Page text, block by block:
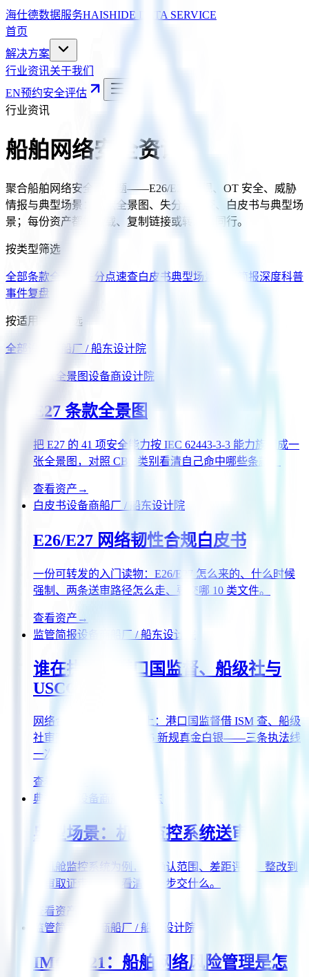
海仕德数据服务HAISHIDE DATA SERVICE
首页
解决方案
行业资讯关于我们
EN预约安全评估
行业资讯
船舶网络安全资讯
聚合船舶网络安全全话题——E26/E27 合规、OT 安全、威胁
情报与典型场景：条款全景图、失分点速查、白皮书与典型场
景；每份资产都能下载、复制链接或转发给同行。
按类型筛选
全部条款全景图 失分点速查白皮书典型场景 监管简报深度科普
事件复盘
按适用对象筛选
全部 船厂 / 船东设计院
条款全景图设备商设计院
E27 条款全景图
把 E27 的 41 项安全能力按 IEC 62443-3-3 能力族铺成一
张全景图，对照 CBS 类别看清自己命中哪些条款。
查看资产 →
白皮书设备商船厂 / 船东设计院
E26/E27 网络韧性合规白皮书
一份可转发的入门读物：E26/E27 怎么来的、什么时候
强制、两条送审路径怎么走、要交哪 10 类文件。
查看资产 →
监管简报设备商 船厂 / 船东设计院
谁在执法：港口国监督、船级社与
USCG
网络合规不只是写在纸上：港口国监督借 ISM 查、船级
社审查发证、USCG 2025 新规真金白银——三条执法线
一次看懂。
查看资产
典型场景
设备商 船厂 / 船东
典型场景：机舱监控系统送审
以机舱监控系统为例，从确认范围、差距评估、整改到
送审取证走一遍，看清每一步交什么。
查看资产
监管简报
设备商船厂 / 船东 设计院
IMO 2021：船舶网络风险管理是怎